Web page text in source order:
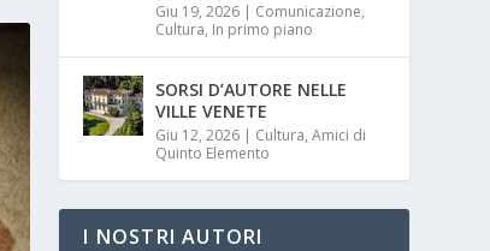
Giu 19, 2026 | Comunicazione,
Cultura, In primo piano
SORSI D’AUTORE NELLE
VILLE VENETE
Giu 12, 2026 | Cultura,Amici di
Quinto Elemento
I NOSTRI AUTORI